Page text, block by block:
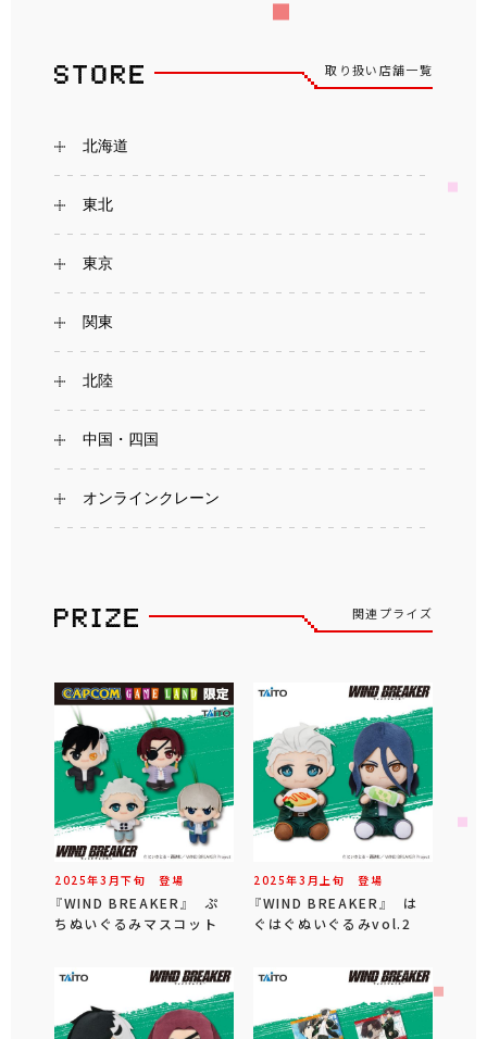
取り扱い店舗一覧
北海道
東北
東京
関東
北陸
中国・四国
オンラインクレーン
関連プライズ
2025年3 月下旬 登場
『WIND BREAKER』 ぷ
ちぬいぐるみマスコット
2025年3 月 上旬 登場
『WIND BREAKER』 は
ぐはぐぬいぐるみvol.2